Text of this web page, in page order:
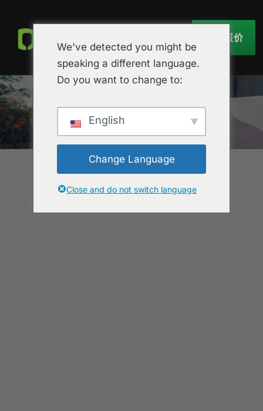
获取报价
We've detected you might be
speaking a different language.
Do you want to change to:
English
Change Language
Close and do not switch language